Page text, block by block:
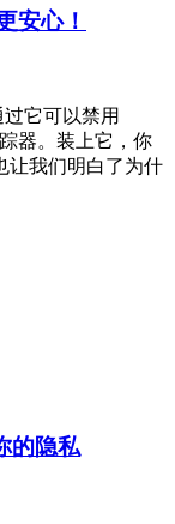
安心！
它可以禁用
器。装上它，你
让我们明白了为什
的隐私